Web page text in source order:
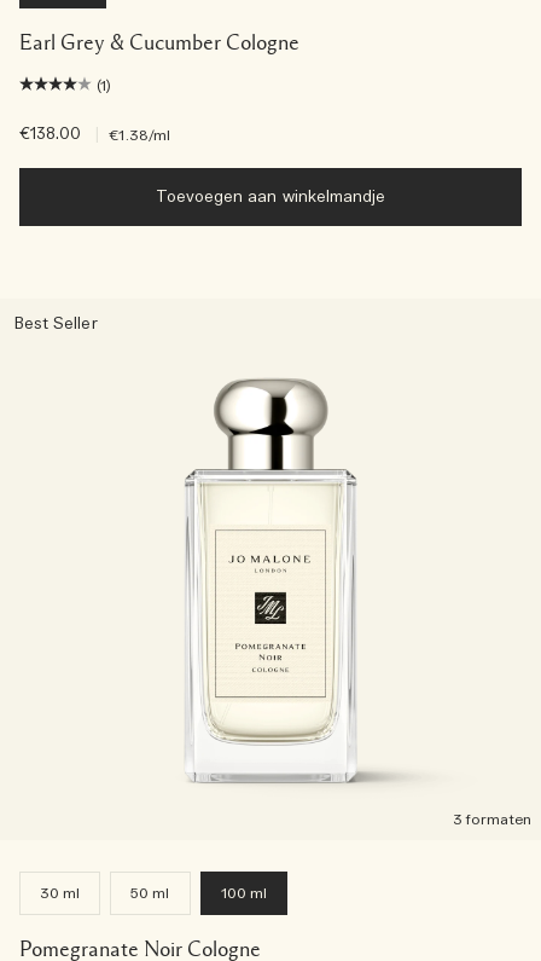
Earl Grey & Cucumber Cologne
(1)
€138.00 €1.38/ml
Toevoegen aan winkelmandje
Best Seller
3 formaten
30 ml 50 ml 100 ml
Pomegranate Noir Cologne